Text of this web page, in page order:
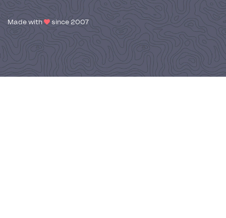
Made with since 2007